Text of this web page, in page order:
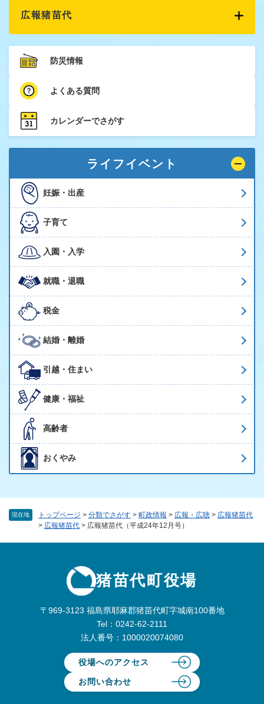
現在地 トップページ > 分類でさがす > 町政情報 > 広報・広聴 > 広報猪苗代
> 広報猪苗代 > 広報猪苗代（平成24年12月号）
広報猪苗代
防災情報
よくある質問
カレンダーでさがす
ライフイベント
妊娠・出産
子育て
入園・入学
就職・退職
税金
結婚・離婚
引越・住まい
健康・福祉
高齢者
おくやみ
猪苗代町役場
〒969-3123 福島県耶麻郡猪苗代町字城南100番地
Tel：0242-62-2111
法人番号：1000020074080
役場へのアクセス
お問い合わせ